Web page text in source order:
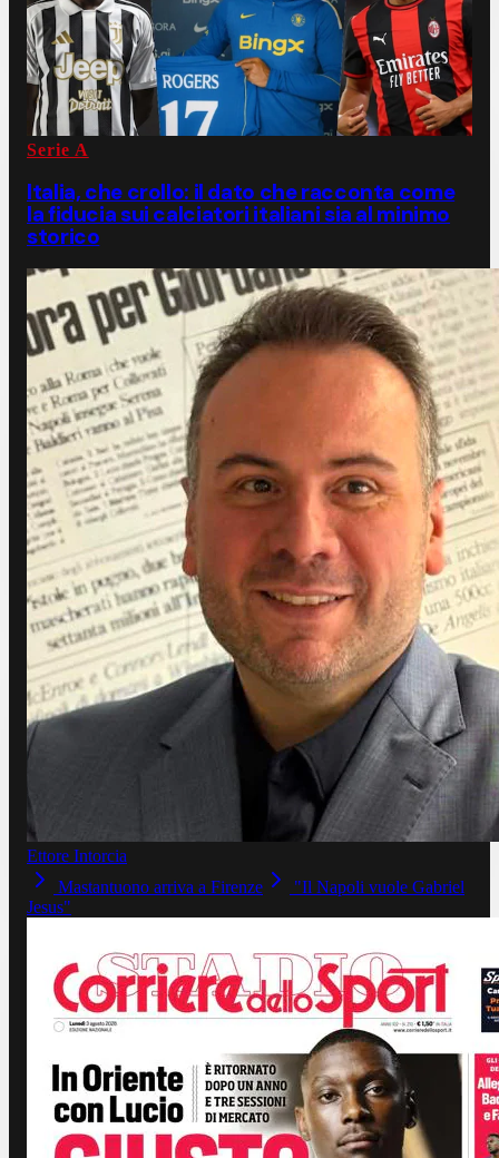
Serie A
Italia, che crollo: il dato che racconta come
la fiducia sui calciatori italiani sia al minimo
storico
Ettore Intorcia
Mastantuono arriva a Firenze
"Il Napoli vuole Gabriel
Jesus"